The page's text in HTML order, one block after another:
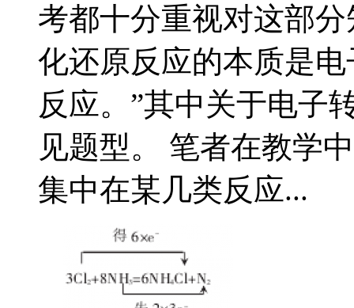
考都十分重视对这部
化还原反应的本质是
反应。”其中关于电子
见题型。 笔者在教学
集中在某几类反应...